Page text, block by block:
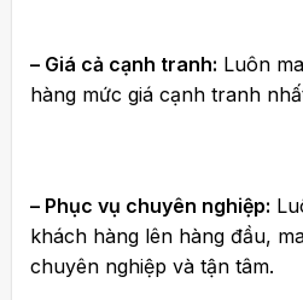
– Giá cả cạnh tranh: Luôn
hàng mức giá cạnh tranh
– Phục vụ chuyên nghiệp:
khách hàng lên hàng đầu,
chuyên nghiệp và tận tâm.